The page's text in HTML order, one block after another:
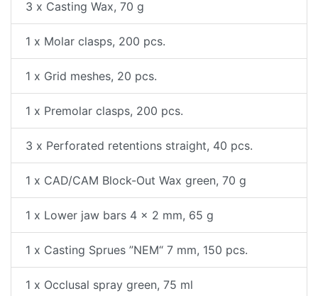
3 x Casting Wax, 70 g
1 x Molar clasps, 200 pcs.
1 x Grid meshes, 20 pcs.
1 x Premolar clasps, 200 pcs.
3 x Perforated retentions straight, 40 pcs.
1 x CAD/CAM Block-Out Wax green, 70 g
1 x Lower jaw bars 4 x 2 mm, 65 g
1 x Casting Sprues ”NEM“ 7 mm, 150 pcs.
1 x Occlusal spray green, 75 ml